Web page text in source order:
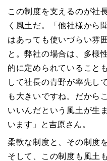
この制度を支えるのが社
く風土だ。「他社様から
はあっても使いづらい雰
と。弊社の場合は、多様
的に定められていること
して社長の青野が率先し
も大きいですね。だから
いいんだという風土が生
います」と吉原さん。
柔軟な制度と、その制度
そして、この制度も風土